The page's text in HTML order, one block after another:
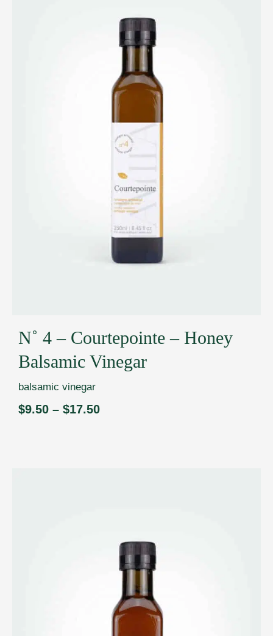
N˚ 4 – Courtepointe – Honey
Balsamic Vinegar
balsamic vinegar
$9.50 – $17.50Price